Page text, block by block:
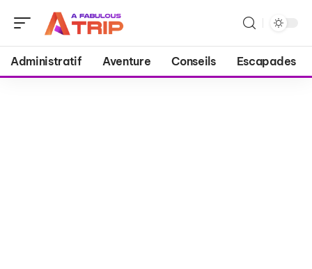
Administratif Aventure Conseils Escapades